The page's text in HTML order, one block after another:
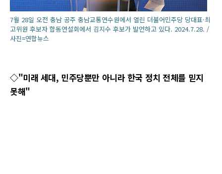
7월 28일 오전 충남 공주 충남교통연수원에서 열린 더불어민주당 당대표·최
고위원 후보자 합동연설회에서 김지수 후보가 발언하고 있다. 2024.7.28. /
사진=연합뉴스
◇"미래 세대, 민주당뿐만 아니라 한국 정치 전체를 믿지
못해"